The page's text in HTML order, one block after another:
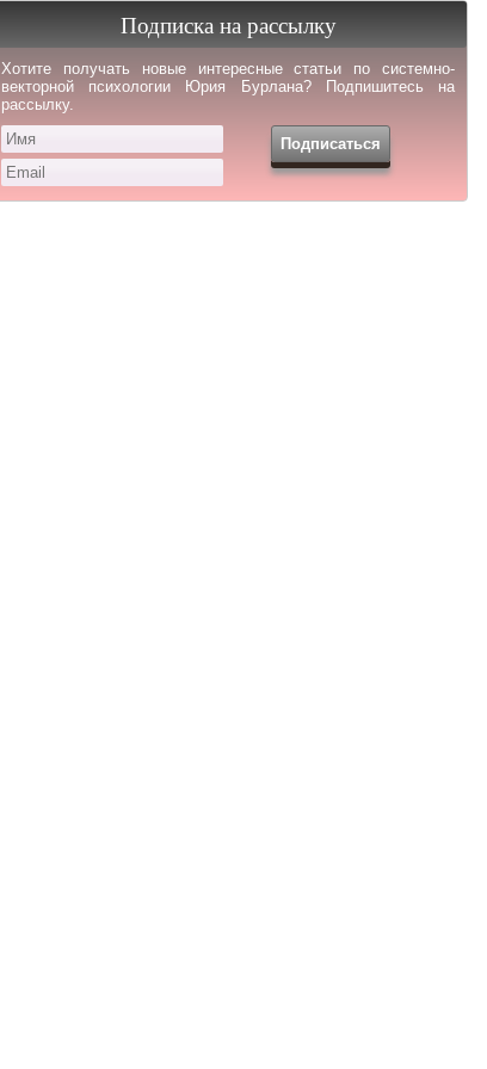
Подписка на рассылку
Хотите получать новые интересные статьи по системно-
векторной психологии Юрия Бурлана? Подпишитесь на
рассылку.